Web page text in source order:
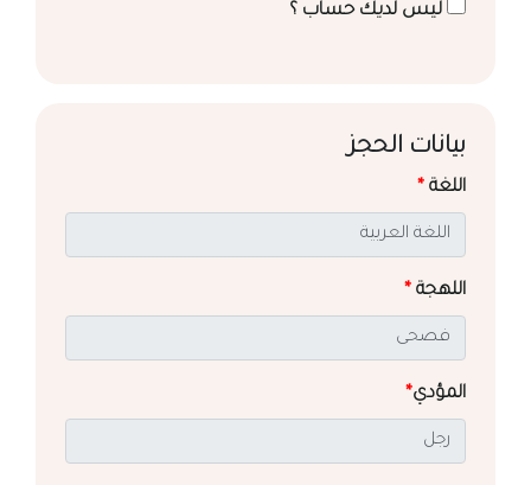
ليس لديك حساب ؟
بيانات الحجز
اللغة *
اللهجة *
المؤدي*